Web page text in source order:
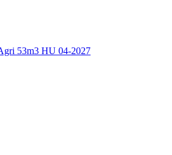
53m3 HU 04-2027